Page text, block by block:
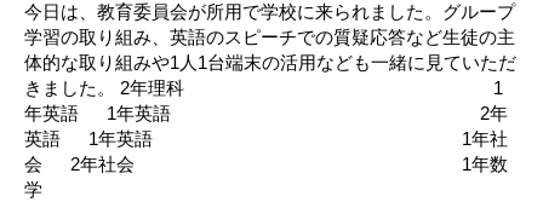
今日は、教育委員会が所用で学校に来られました。グループ
学習の取り組み、英語のスピーチでの質疑応答など生徒の主
体的な取り組みや1人1台端末の活用なども一緒に見ていただ
きました。 2年理科 1
年英語 1年英語 2年
英語 1年英語 1年社
会 2年社会 1年数
学